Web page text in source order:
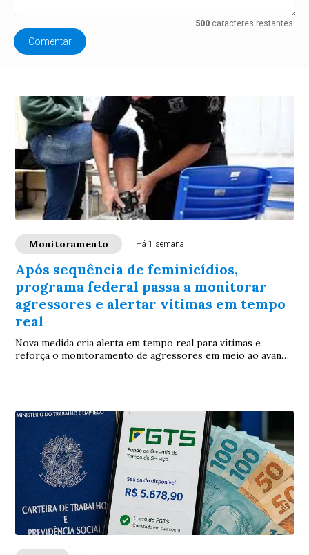
500caracteres restantes.
Comentar
Monitoramento Há 1 semana
Após sequência de feminicídios,
programa federal passa a monitorar
agressores e alertar vítimas em tempo
real
Nova medida cria alerta em tempo real para vítimas e
reforça o monitoramento de agressores em meio ao avanço